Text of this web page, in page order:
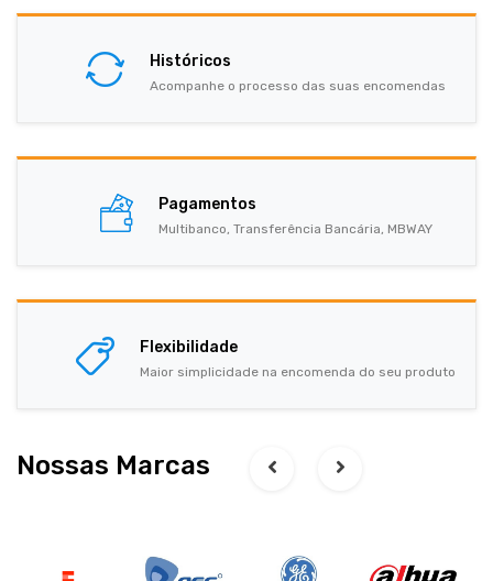
Históricos
Acompanhe o processo das suas encomendas
Pagamentos
Multibanco, Transferência Bancária, MBWAY
Flexibilidade
Maior simplicidade na encomenda do seu produto
Nossas Marcas